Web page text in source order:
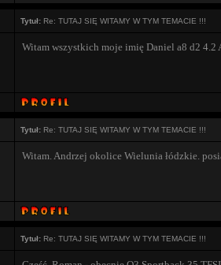
Tytuł: Re: TUTAJ SIĘ WITAMY W TYM TEMACIE !!!
Witam wszystkich moje imię Daniel a8 d2 4.2
Tytuł: Re: TUTAJ SIĘ WITAMY W TYM TEMACIE !!!
Witam. Andrzej okolice Wielunia łódzkie.
Tytuł: Re: TUTAJ SIĘ WITAMY W TYM TEMACIE !!!